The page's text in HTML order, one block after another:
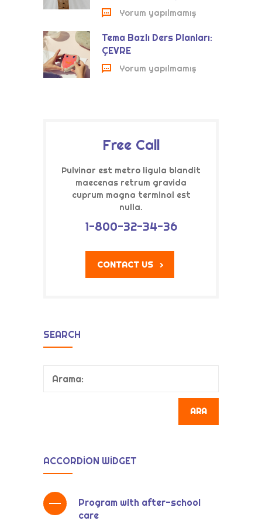
Yorum yapılmamış
Tema Bazlı Ders Planları:
ÇEVRE
Yorum yapılmamış
Free Call
Pulvinar est metro ligula blandit
maecenas retrum gravida
cuprum magna terminal est
nulla.
1-800-32-34-36
CONTACT US
SEARCH
Arama:
ACCORDION WIDGET
Program with after-school
care